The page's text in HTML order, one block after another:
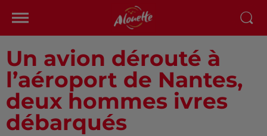
Un avion dérouté à
l’aéroport de Nantes,
deux hommes ivres
débarqués